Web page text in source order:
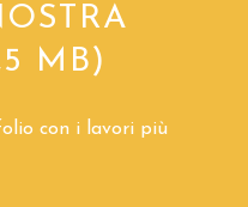
MB)
con i lavori più